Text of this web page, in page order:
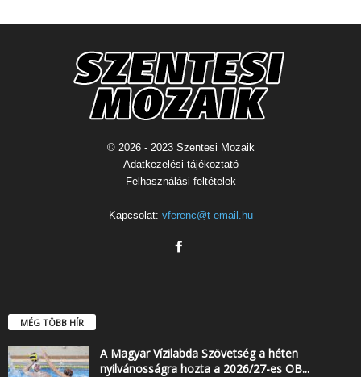
© 2026 - 2023 Szentesi Mozaik
Adatkezelési tájékoztató
Felhasználási feltételek
Kapcsolat: vferenc@t-email.hu
MÉG TÖBB HÍR
A Magyar Vízilabda Szövetség a héten
nyilvánosságra hozta a 2026/27-es OB...